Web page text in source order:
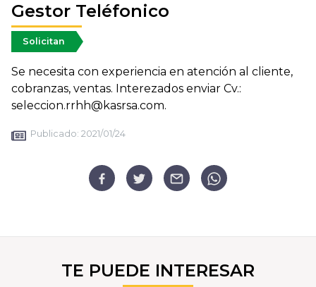
Gestor Teléfonico
Solicitan
Se necesita con experiencia en atención al cliente,
cobranzas, ventas. Interezados enviar Cv.:
seleccion.rrhh@kasrsa.com.
Publicado: 2021/01/24
TE PUEDE INTERESAR